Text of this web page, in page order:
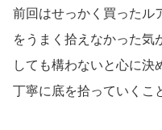
前回はせっかく買ったル
をうまく拾えなかった気
しても構わないと心に決
丁寧に底を拾っていくこ